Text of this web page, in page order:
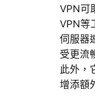
VPN可
VPN等
伺服器
受更流
此外，
增添額